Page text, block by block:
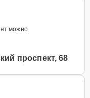
можно
проспект, 68